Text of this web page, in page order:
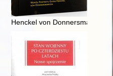
Henckel von